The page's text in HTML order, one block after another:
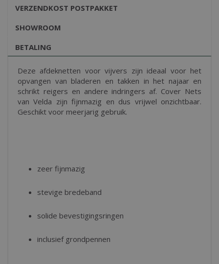
VERZENDKOST POSTPAKKET
SHOWROOM
BETALING
Deze afdeknetten voor vijvers zijn ideaal voor het
opvangen van bladeren en takken in het najaar en
schrikt reigers en andere indringers af. Cover Nets
van Velda zijn fijnmazig en dus vrijwel onzichtbaar.
Geschikt voor meerjarig gebruik.
zeer fijnmazig
stevige bredeband
solide bevestigingsringen
inclusief grondpennen